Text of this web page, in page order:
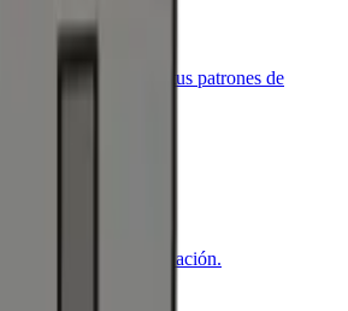
y miedos detrás de tus patrones de
y dinámicas de relación.